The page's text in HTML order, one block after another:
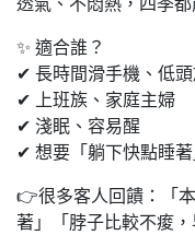
透氣、不悶熱，四季都
✨ 適合誰？
✔ 長時間滑手機、低
✔ 上班族、家庭主婦
✔ 淺眠、容易醒
✔ 想要「躺下快點睡著
👉很多客人回饋：「
著」「脖子比較不痠，